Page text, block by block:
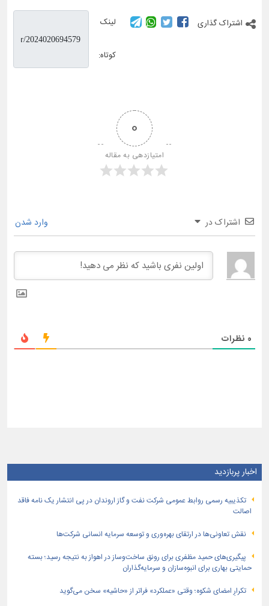
اشتراک گذاری لینک
کوتاه:
0
امتیازدهی به مقاله
اشتراک در وارد شدن
0 نظرات
اخبار پربازدید
تكذیبیه رسمی روابط عمومی شركت نفت و گاز اروندان در پی انتشار یک نامه فاقد
اصالت
نقش تعاونی‌ها در ارتقای بهره‌وری و توسعه سرمایه انسانی شرکت‌ها
پیگیری‌های حمید مظفری برای رونق ساخت‌وساز در اهواز به نتیجه رسید؛ بسته
حمایتی بهاری برای انبوه‌سازان و سرمایه‌گذاران
تکرارِ امضای شکوه؛ وقتی «عملکرد» فراتر از «حاشیه» سخن می‌گوید